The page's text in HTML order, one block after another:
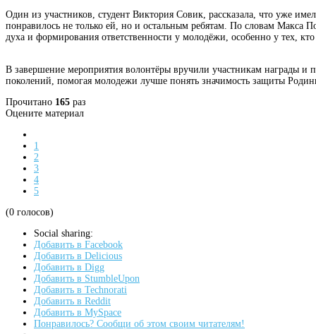
Один из участников, студент Виктория Совик, рассказала, что уже
понравилось не только ей, но и остальным ребятам. По словам Макса
духа и формирования ответственности у молодёжи, особенно у тех,
В завершение мероприятия волонтёры вручили участникам награды и
поколений, помогая молодежи лучше понять значимость защиты
Прочитано 165 раз
Оцените материал
1
2
3
4
5
(0 голосов)
Social sharing:
Добавить в Facebook
Добавить в Delicious
Добавить в Digg
Добавить в StumbleUpon
Добавить в Technorati
Добавить в Reddit
Добавить в MySpace
Понравилось? Сообщи об этом своим читателям!